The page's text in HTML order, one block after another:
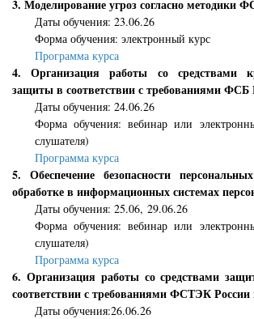
3. Моделирование угроз согласно методики
Даты обучения: 23.06.26
Форма обучения: электронный курс
Программа курса
4. Организация работы со средствами
защиты в соответствии с требованиями ФСБ
Даты обучения: 24.06.26
Форма обучения: вебинар или
слушателя)
Программа курса
5. Обеспечение безопасности
обработке в информационных системах
Даты обучения: 25.06, 29.06.26
Форма обучения: вебинар или
слушателя)
Программа курса
6. Организация работы со средствами
соответствии с требованиями ФСТЭК
Даты обучения:26.06.26